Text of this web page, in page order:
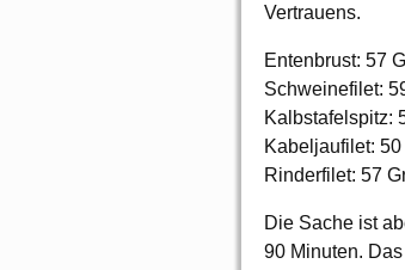
Vertrauens.
Entenbrust: 57
Schweinefilet:
Kalbstafelspitz:
Kabeljaufilet:
Rinderfilet: 57
Die Sache ist
90 Minuten.